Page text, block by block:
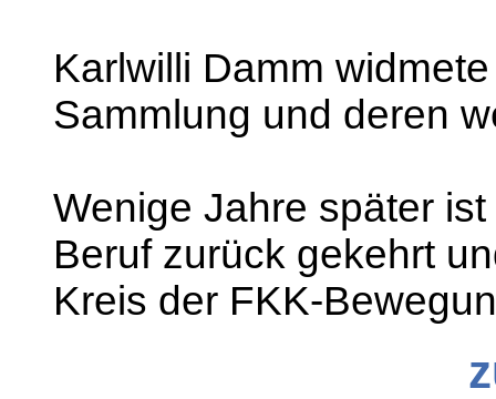
Karlwilli Damm
Sammlung und deren
Wenige Jahre später
Beruf zurück gekehrt
Kreis der FKK-